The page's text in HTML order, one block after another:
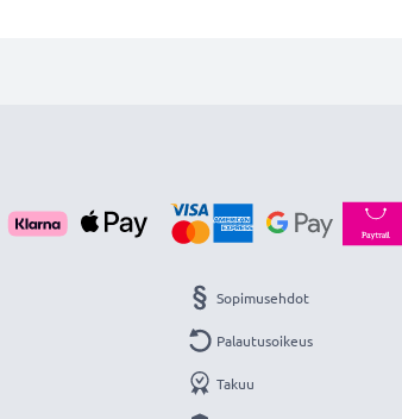
Sopimusehdot
Palautusoikeus
Takuu